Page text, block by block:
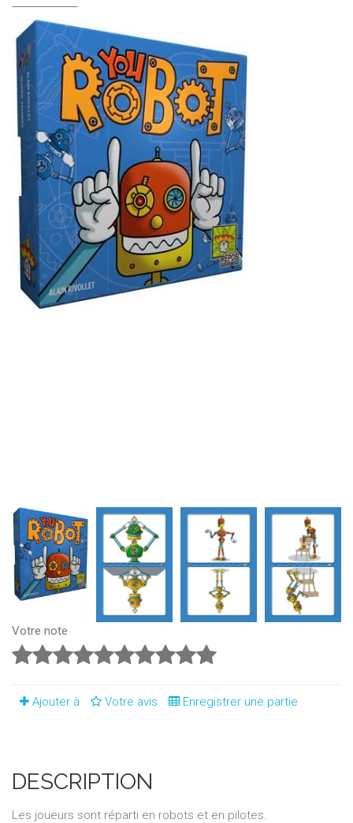
Votre note
Ajouter à Votre avis Enregistrer une partie
DESCRIPTION
Les joueurs sont réparti en robots et en pilotes.